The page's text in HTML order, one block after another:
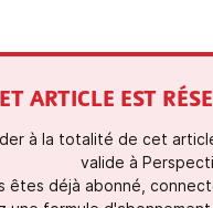
ARTICLE EST
à la totalité de cet
valide à
êtes déjà abonné,